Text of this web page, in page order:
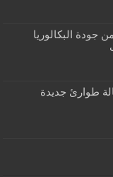
جودة البكالوريا
طوارئ جديدة